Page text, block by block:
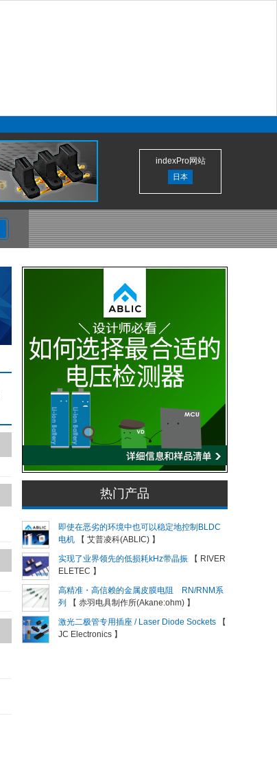
indexPro网站
日本
热门产品
即使在恶劣的环境中也可以稳定地控制BLDC
电机
【 艾普凌科(ABLIC) 】
实现了业界领先的低损耗kHz带晶振
【 RIVER
ELETEC 】
高精准・高信赖的金属皮膜电阻 RN/RNM系
列
【 赤羽电具制作所(Akane:ohm) 】
激光二极管专用插座 / Laser Diode Sockets
【
JC Electronics 】